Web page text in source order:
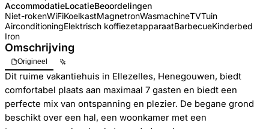
AccommodatieLocatieBeoordelingen
Niet-rokenWiFiKoelkastMagnetronWasmachineTVTuin
AirconditioningElektrisch koffiezetapparaatBarbecueKinderbed
Iron
Omschrijving
Origineel
Dit ruime vakantiehuis in Ellezelles, Henegouwen, biedt
comfortabel plaats aan maximaal 7 gasten en biedt een
perfecte mix van ontspanning en plezier. De begane grond
beschikt over een hal, een woonkamer met een